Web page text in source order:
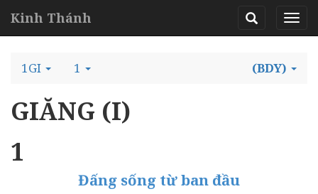
Kinh Thánh
1GI 1 (BDY)
GIĂNG (I)
1
Đấng sống từ ban đầu